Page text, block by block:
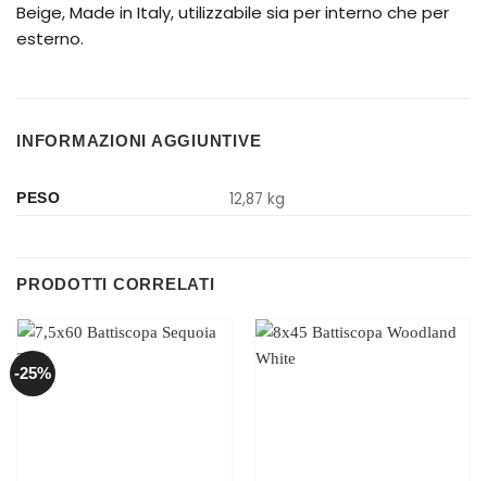
Beige, Made in Italy, utilizzabile sia per interno che per
esterno.
INFORMAZIONI AGGIUNTIVE
PESO 12,87 kg
PRODOTTI CORRELATI
-25%